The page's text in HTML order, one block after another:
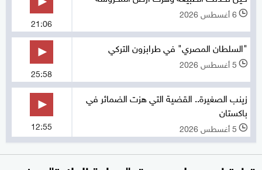
l 6 أغسطس 2026
21:06
"السلطان المصري" في طرابزون التركي
l 5 أغسطس 2026
25:58
زينب الصغيرة.. القضية التي هزت الضمائر في
باكستان
l 5 أغسطس 2026 12:55